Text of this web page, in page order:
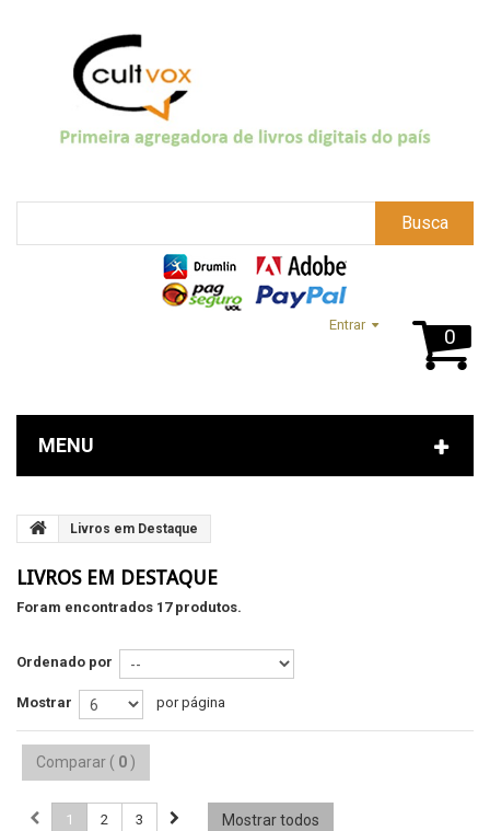
Busca
0
Entrar
MENU
Livros em Destaque
LIVROS EM DESTAQUE
Foram encontrados 17 produtos.
Ordenado por
Mostrar por página
Comparar ( 0 )
Mostrar todos
1 2 3